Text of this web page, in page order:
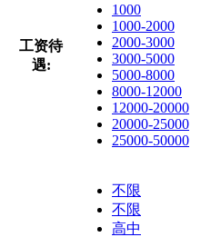
工资待
遇:
1000
1000-2000
2000-3000
3000-5000
5000-8000
8000-12000
12000-20000
20000-25000
25000-50000
不限
不限
高中